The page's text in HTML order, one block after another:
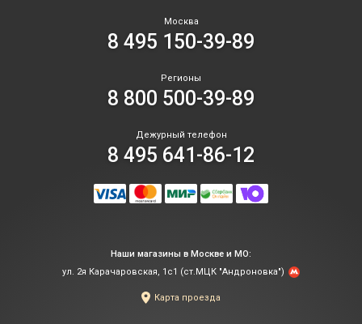
Москва
8 495 150-39-89
Регионы
8 800 500-39-89
Дежурный телефон
8 495 641-86-12
Наши магазины в Москве и МО:
ул. 2я Карачаровская, 1с1 (ст.МЦК "Андроновка")
Карта проезда